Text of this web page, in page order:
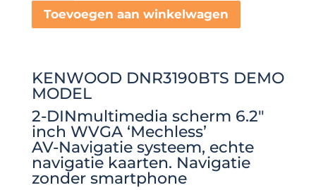
DEMO
MODEL
Toevoegen aan winkelwagen
KENWOOD DNR3190BTS DEMO
MODEL
2-DINmultimedia scherm 6.2″
inch WVGA ‘Mechless’
AV-Navigatie systeem, echte
navigatie kaarten. Navigatie
zonder smartphone